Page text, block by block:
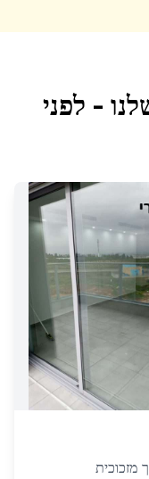
- לפני
מזכוכית